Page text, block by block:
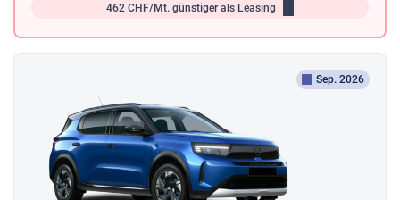
462 CHF/Mt. günstiger als Leasing
Sep. 2026